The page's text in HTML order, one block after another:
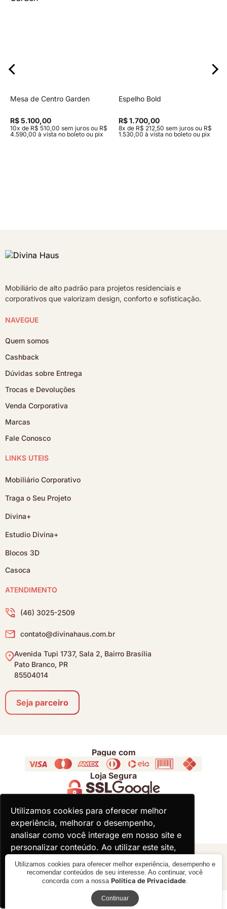
Utilizamos cookies para oferecer melhor
experiência, melhorar o desempenho,
analisar como você interage em nosso site e
personalizar conteúdo. Ao utilizar este site,
você concorda com o uso de cookies.
Utilizamos cookies para oferecer melhor
experiência, melhorar o desempenho,
analisar como você interage em nosso site e
personalizar conteúdo. Ao utilizar este site,
você concorda com o uso de cookies.
Maior Preço
Mais Vendidos
Mais Acessados
Mesa de Centro Garden
R$ 5.100,00
10x de R$ 510,00 sem juros ou R$
4.590,00 à vista no boleto ou pix
Espelho Bold
R$ 1.700,00
8x de R$ 212,50 sem juros ou R$
1.530,00 à vista no boleto ou pix
Receba novidades
Mobiliário de alto padrão para projetos residenciais e
corporativos que valorizam design, conforto e sofisticação.
NAVEGUE
Quem somos
Cashback
Dúvidas sobre Entrega
Trocas e Devoluções
Venda Corporativa
Marcas
Fale Conosco
LINKS ÚTEIS
Mobiliário Corporativo
Traga o Seu Projeto
Divina+
Estudio Divina+
Blocos 3D
Casoca
ATENDIMENTO
(46) 3025-2509
contato@divinahaus.com.br
Avenida Tupi 1737, Sala 2, Bairro Brasília
Pato Branco, PR
85504014
Seja parceiro
Pague com
Loja Segura
Acompanhe
© 2000 - 2026 - Divina Haus - CNPJ: 18.930.821/0001-92
Utilizamos cookies para oferecer melhor experiência, desempenho e
recomendar conteúdos de seu interesse. Ao continuar, você
concorda com a nossa Política de Privacidade.
Continuar
Verificada por